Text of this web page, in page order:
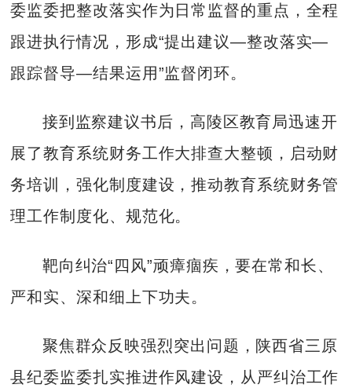
委监委把整改落实作为日常监督的重点，全程
跟进执行情况，形成“提出建议—整改落实—
跟踪督导—结果运用”监督闭环。
接到监察建议书后，高陵区教育局迅速开
展了教育系统财务工作大排查大整顿，启动财
务培训，强化制度建设，推动教育系统财务管
理工作制度化、规范化。
靶向纠治“四风”顽瘴痼疾，要在常和长、
严和实、深和细上下功夫。
聚焦群众反映强烈突出问题，陕西省三原
县纪委监委扎实推进作风建设，从严纠治工作